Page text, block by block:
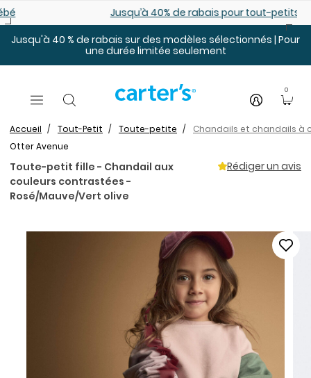
Jusqu’à 40% de rabais pour tout-petits. En ligne
Jusqu'à 40 % de rabais sur des modèles sélectionnés | Pour
une durée limitée seulement
0
Accueil Tout-Petit Toute-petite
Chandails et chandails
Otter Avenue
Toute-petit fille - Chandail aux
couleurs contrastées -
Rosé/Mauve/Vert olive
Rédiger un avis